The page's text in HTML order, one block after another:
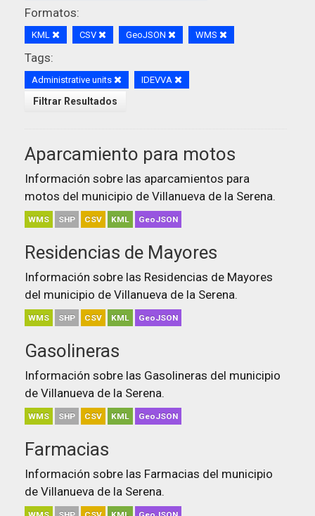
Formatos:
KML CSV GeoJSON WMS
Tags:
Administrative units IDEVVA
Filtrar Resultados
Aparcamiento para motos
Información sobre las aparcamientos para
motos del municipio de Villanueva de la Serena.
WMS SHP CSV KML GeoJSON
Residencias de Mayores
Información sobre las Residencias de Mayores
del municipio de Villanueva de la Serena.
WMS SHP CSV KML GeoJSON
Gasolineras
Información sobre las Gasolineras del municipio
de Villanueva de la Serena.
WMS SHP CSV KML GeoJSON
Farmacias
Información sobre las Farmacias del municipio
de Villanueva de la Serena.